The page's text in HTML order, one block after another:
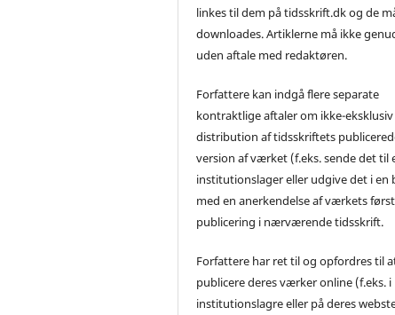
linkes til dem på tidsskrift.dk og de
downloades. Artiklerne må ikke
uden aftale med redaktøren.
Forfattere kan indgå flere separate
kontraktlige aftaler om ikke-eksklusiv
distribution af tidsskriftets
version af værket (f.eks. sende det til
institutionslager eller udgive det i en
med en anerkendelse af værkets
publicering i nærværende tidsskrift.
Forfattere har ret til og opfordres til
publicere deres værker online (f.eks. i
institutionslagre eller på deres